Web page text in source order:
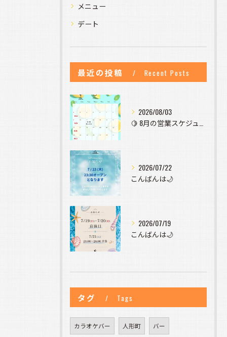
メニュー
デート
最近の投稿 Recent Posts
2026/08/03
2026/07/22
こんばんは🌙
2026/07/19
こんばんは🌙
タグ Tags
カラオケバー 人形町 バー